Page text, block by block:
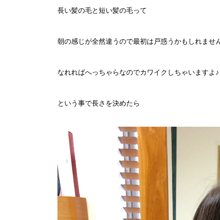
長い髪の毛と短い髪の毛って
朝の感じが全然違うので最初は戸惑うかもしれませ
なれればへっちゃらなのでカワイクしちゃいますよ♪
という事で長さを決めたら